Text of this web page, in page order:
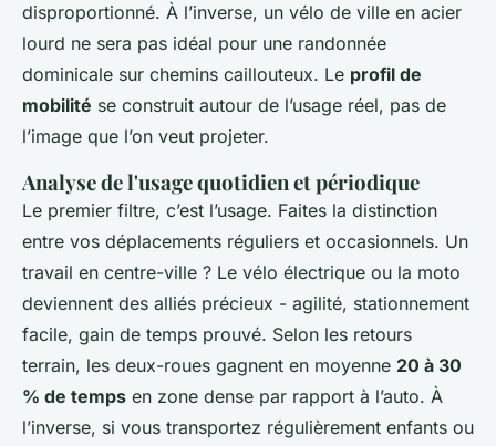
disproportionné. À l’inverse, un vélo de ville en acier
lourd ne sera pas idéal pour une randonnée
dominicale sur chemins caillouteux. Le profil de
mobilité se construit autour de l’usage réel, pas de
l’image que l’on veut projeter.
Analyse de l'usage quotidien et périodique
Le premier filtre, c’est l’usage. Faites la distinction
entre vos déplacements réguliers et occasionnels. Un
travail en centre-ville ? Le vélo électrique ou la moto
deviennent des alliés précieux - agilité, stationnement
facile, gain de temps prouvé. Selon les retours
terrain, les deux-roues gagnent en moyenne 20 à 30
% de temps en zone dense par rapport à l’auto. À
l’inverse, si vous transportez régulièrement enfants ou